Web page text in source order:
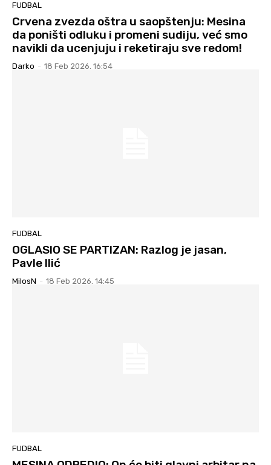
FUDBAL
Crvena zvezda oštra u saopštenju: Mesina
da poništi odluku i promeni sudiju, već smo
navikli da ucenjuju i reketiraju sve redom!
Darko - 18 Feb 2026. 16:54
FUDBAL
OGLASIO SE PARTIZAN: Razlog je jasan,
Pavle Ilić
MilosN - 18 Feb 2026. 14:45
FUDBAL